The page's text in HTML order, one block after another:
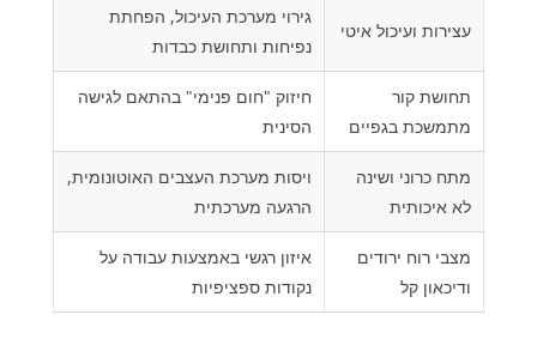
עצירות ועיכול איטי
גירוי מערכת העיכול, הפחתת
נפיחות ותחושת כבדות
תחושת קור
מתמשכת בגפיים
חיזוק "חום פנימי" בהתאם לגישה
הסינית
מתח כרוני ושינה
לא איכותית
ויסות מערכת העצבים האוטונומית,
הרגעה מערכתית
מצבי רוח ירודים
ודיכאון קל
איזון רגשי באמצעות עבודה על
נקודות ספציפיות